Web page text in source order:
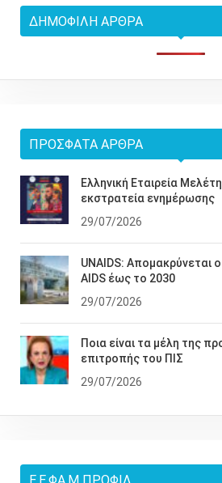
ΔΗΜΟΦΙΛΉ ΆΡΘΡΑ
ΠΡΌΣΦΑΤΑ ΆΡΘΡΑ
Ελληνική Εταιρεία
εκστρατεία ενημέρωσης
29/07/2026
UNAIDS: Απομακρύνεται
AIDS έως το 2030
29/07/2026
Ποια είναι τα μέλη της
επιτροπής του ΠΙΣ
29/07/2026